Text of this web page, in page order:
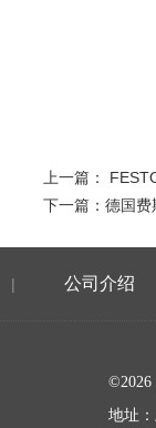
上一篇：
下一篇： 德国费
| 公司介绍
地址